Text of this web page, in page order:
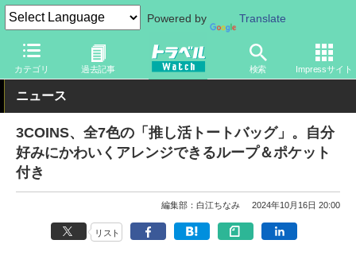
Powered by Translate
カテゴリ 過去記事 検索 Impressサイト
トラベル Watch 旅のアイテム 旅行グッズ バッグ
ニュース
3COINS、全7色の「推し活トートバッグ」。自分
好みにかわいくアレンジできるループ＆ポケット
付き
編集部：白江ちなみ 2024年10月16日 20:00
リスト